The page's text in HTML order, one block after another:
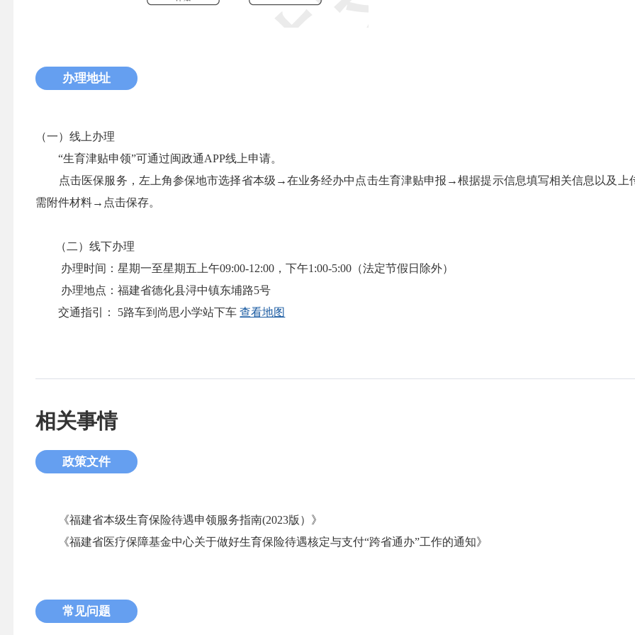
办理地址
（一）线上办理
“生育津贴申领”可通过闽政通APP线上申请。
点击医保服务，左上角参保地市选择省本级→在业务经办中点击生育津贴申报→根据提示信息填写相关信息以及上
需附件材料→点击保存。
（二）线下办理
办理时间：星期一至星期五上午09:00-12:00，下午1:00-5:00（法定节假日除外）
办理地点：福建省德化县浔中镇东埔路5号
交通指引： 5路车到尚思小学站下车查看地图
相关事情
政策文件
《福建省本级生育保险待遇申领服务指南(2023版）》
《福建省医疗保障基金中心关于做好生育保险待遇核定与支付“跨省通办”工作的通知》
常见问题